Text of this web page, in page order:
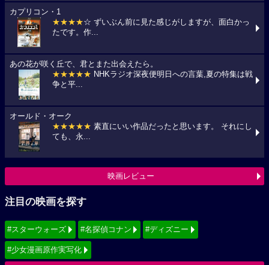
カプリコン・1
★★★★☆ ずいぶん前に見た感じがしますが、面白かっ
たです。作...
あの花が咲く丘で、君とまた出会えたら。
★★★★★ NHKラジオ深夜便明日への言葉,夏の特集は戦
争と平...
オールド・オーク
★★★★★ 素直にいい作品だったと思います。 それにし
ても、永...
映画レビュー
注目の映画を探す
#スターウォーズ #名探偵コナン #ディズニー
#少女漫画原作実写化